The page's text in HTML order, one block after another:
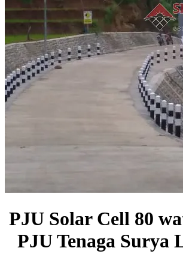
PJU Solar Cell 80
PJU Tenaga Surya